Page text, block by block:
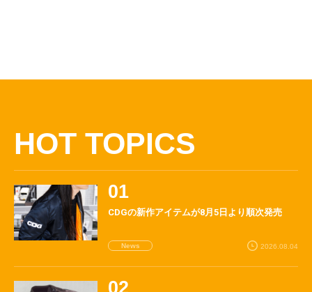
HOT TOPICS
CDGの新作アイテムが8月5日より順次発売
News 2026.08.04